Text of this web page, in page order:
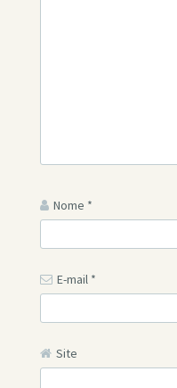
Nome *
E-mail *
Site